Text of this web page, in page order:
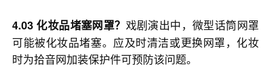
4.03 化妆品堵塞网罩？ 戏剧演出中，微型话筒网罩
可能被化妆品堵塞。应及时清洁或更换网罩，化妆
时为拾音网加装保护件可预防该问题。